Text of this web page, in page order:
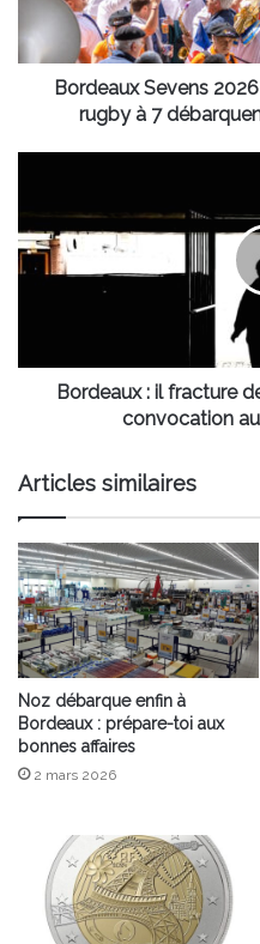
mondiales
de
rugby
Atlantique
!
Bordeaux Sevens
rugby à 7
fracture
des
sa
convocation
place
Bordeaux : il fracture
convocation
Articles similaires
Noz débarque enfin à
Bordeaux : prépare-toi aux
bonnes affaires
2 mars 2026